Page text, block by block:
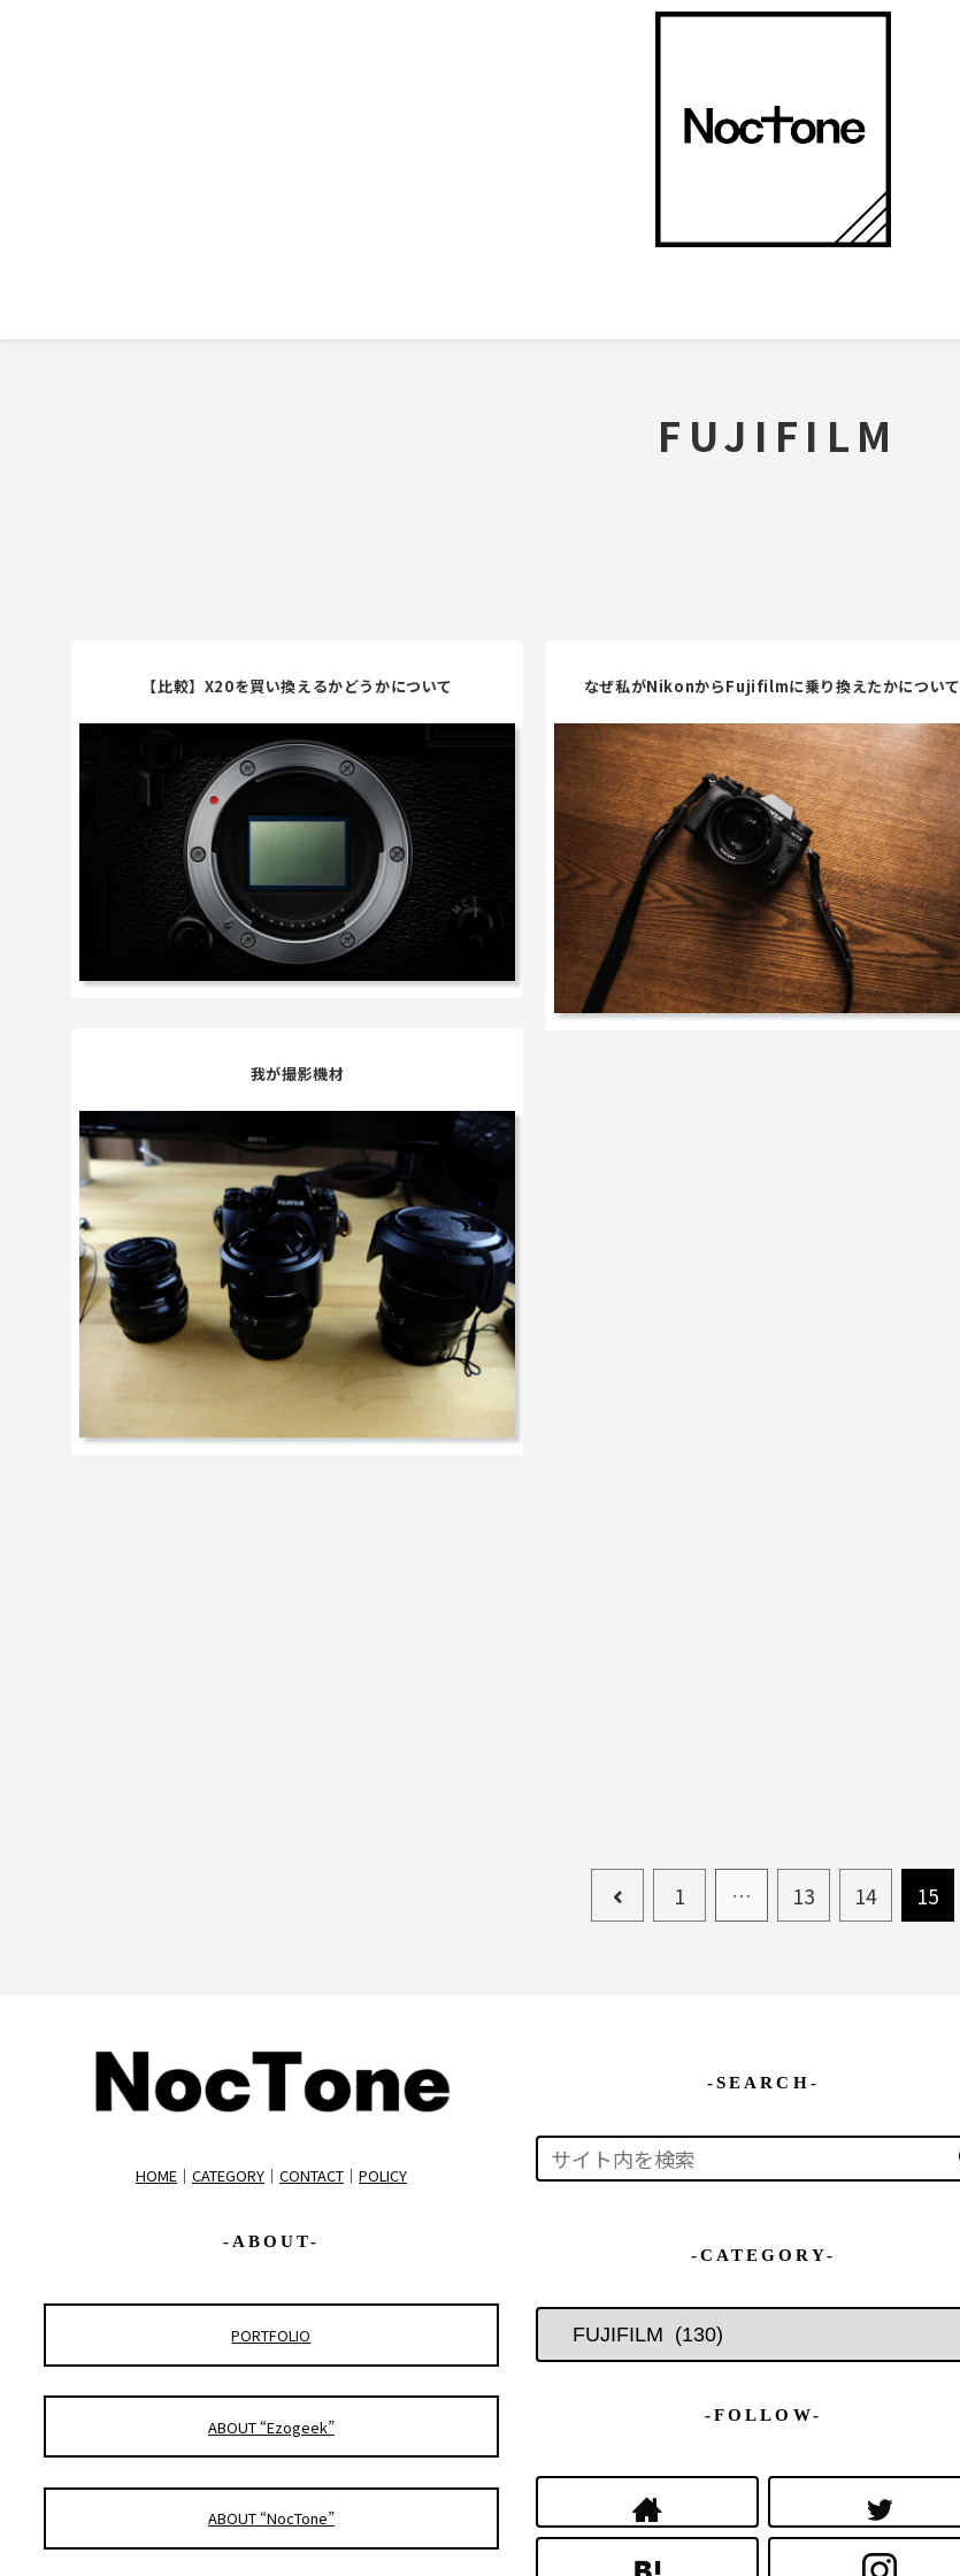
FUJIFILM
【比較】X20を買い換えるかどうかについて なぜ私がNikonからFujifilmに乗り換えたかについて
我が撮影機材
1 … 13 14 15
HOME｜ CATEGORY｜ CONTACT｜ POLICY
-ABOUT-
PORTFOLIO
ABOUT “Ezogeek”
ABOUT “NocTone”
-SEARCH-
-CATEGORY-
-FOLLOW-